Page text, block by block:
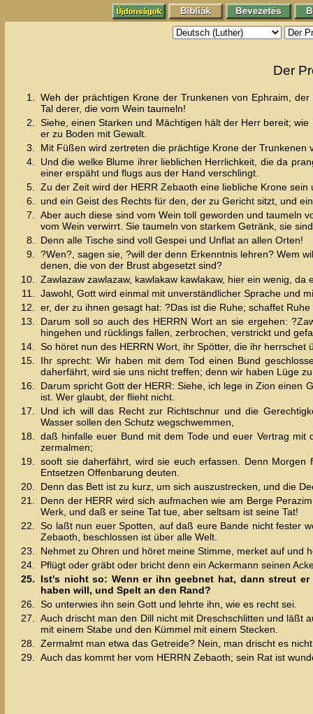
Der
1.
Weh der prächtigen Krone der Trunkenen von Ephraim,
Tal derer, die vom Wein taumeln!
2.
Siehe, einen Starken und Mächtigen hält der Herr bereit;
er zu Boden mit Gewalt.
3.
Mit Füßen wird zertreten die prächtige Krone der Trunkenen
4.
Und die welke Blume ihrer lieblichen Herrlichkeit, die da
einer erspäht und flugs aus der Hand verschlingt.
5.
Zu der Zeit wird der HERR Zebaoth eine liebliche Krone
6.
und ein Geist des Rechts für den, der zu Gericht sitzt, und
7.
Aber auch diese sind vom Wein toll geworden und taumeln
vom Wein verwirrt. Sie taumeln von starkem Getränk, sie
8.
Denn alle Tische sind voll Gespei und Unflat an allen Orten!
9.
?Wen?, sagen sie, ?will der denn Erkenntnis lehren? Wem
denen, die von der Brust abgesetzt sind?
10.
Zawlazaw zawlazaw, kawlakaw kawlakaw, hier ein wenig, da
11.
Jawohl, Gott wird einmal mit unverständlicher Sprache und
12.
er, der zu ihnen gesagt hat: ?Das ist die Ruhe; schaffet
13.
Darum soll so auch des HERRN Wort an sie ergehen:
hingehen und rücklings fallen, zerbrochen, verstrickt und
14.
So höret nun des HERRN Wort, ihr Spötter, die ihr herrschet
15.
Ihr sprecht: Wir haben mit dem Tod einen Bund
daherfährt, wird sie uns nicht treffen; denn wir haben Lüge
16.
Darum spricht Gott der HERR: Siehe, ich lege in Zion einen
ist. Wer glaubt, der flieht nicht.
17.
Und ich will das Recht zur Richtschnur und die
Wasser sollen den Schutz wegschwemmen,
18.
daß hinfalle euer Bund mit dem Tode und euer Vertrag
zermalmen;
19.
sooft sie daherfährt, wird sie euch erfassen. Denn
Entsetzen Offenbarung deuten.
20.
Denn das Bett ist zu kurz, um sich auszustrecken, und die
21.
Denn der HERR wird sich aufmachen wie am Berge
Werk, und daß er seine Tat tue, aber seltsam ist seine Tat!
22.
So laßt nun euer Spotten, auf daß eure Bande nicht fester
Zebaoth, beschlossen ist über alle Welt.
23.
Nehmet zu Ohren und höret meine Stimme, merket auf und
24.
Pflügt oder gräbt oder bricht denn ein Ackermann seinen
25.
Ist's nicht so: Wenn er ihn geebnet hat, dann streut
haben will, und Spelt an den Rand?
26.
So unterwies ihn sein Gott und lehrte ihn, wie es recht sei.
27.
Auch drischt man den Dill nicht mit Dreschschlitten und läßt
mit einem Stabe und den Kümmel mit einem Stecken.
28.
Zermalmt man etwa das Getreide? Nein, man drischt es
29.
Auch das kommt her vom HERRN Zebaoth; sein Rat ist